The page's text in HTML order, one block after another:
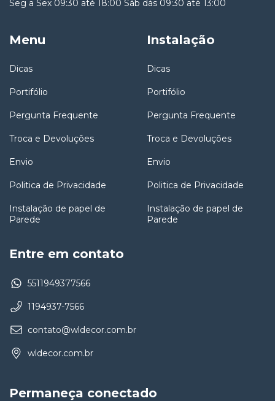
Seg a Sex 09:30 até 18:00 Sáb dàs 09:30 até 13:00
Menu
Dicas
Portifólio
Pergunta Frequente
Troca e Devoluções
Envio
Politica de Privacidade
Instalação de papel de
Parede
Instalação
Dicas
Portifólio
Pergunta Frequente
Troca e Devoluções
Envio
Politica de Privacidade
Instalação de papel de
Parede
Entre em contato
5511949377566
1194937-7566
contato@wldecor.com.br
wldecor.com.br
Permaneça conectado